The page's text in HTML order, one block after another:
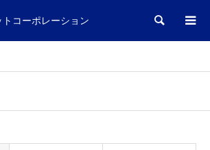
コーポレーション 検索